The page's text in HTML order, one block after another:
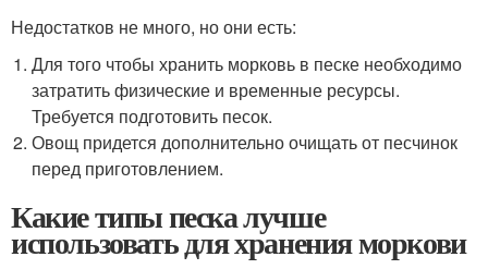
Недостатков не много, но они есть:
Для того чтобы хранить морковь в песке необходимо
затратить физические и временные ресурсы.
Требуется подготовить песок.
Овощ придется дополнительно очищать от песчинок
перед приготовлением.
Какие типы песка лучше
использовать для хранения моркови